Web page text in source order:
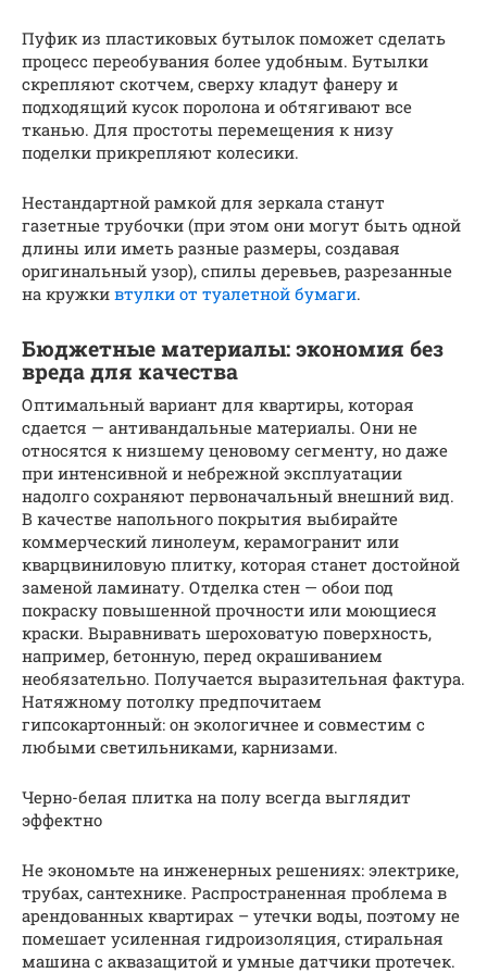
Пуфик из пластиковых бутылок поможет сделать
процесс переобувания более удобным. Бутылки
скрепляют скотчем, сверху кладут фанеру и
подходящий кусок поролона и обтягивают все
тканью. Для простоты перемещения к низу
поделки прикрепляют колесики.
Нестандартной рамкой для зеркала станут
газетные трубочки (при этом они могут быть одной
длины или иметь разные размеры, создавая
оригинальный узор), спилы деревьев, разрезанные
на кружки втулки от туалетной бумаги.
Бюджетные материалы: экономия без
вреда для качества
Оптимальный вариант для квартиры, которая
сдается — антивандальные материалы. Они не
относятся к низшему ценовому сегменту, но даже
при интенсивной и небрежной эксплуатации
надолго сохраняют первоначальный внешний вид.
В качестве напольного покрытия выбирайте
коммерческий линолеум, керамогранит или
кварцвиниловую плитку, которая станет достойной
заменой ламинату. Отделка стен — обои под
покраску повышенной прочности или моющиеся
краски. Выравнивать шероховатую поверхность,
например, бетонную, перед окрашиванием
необязательно. Получается выразительная фактура.
Натяжному потолку предпочитаем
гипсокартонный: он экологичнее и совместим с
любыми светильниками, карнизами.
Черно-белая плитка на полу всегда выглядит
эффектно
Не экономьте на инженерных решениях: электрике,
трубах, сантехнике. Распространенная проблема в
арендованных квартирах – утечки воды, поэтому не
помешает усиленная гидроизоляция, стиральная
машина с аквазащитой и умные датчики протечек.